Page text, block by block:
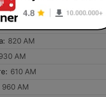
AM
AM
820 AM
AM
610 AM
960 AM